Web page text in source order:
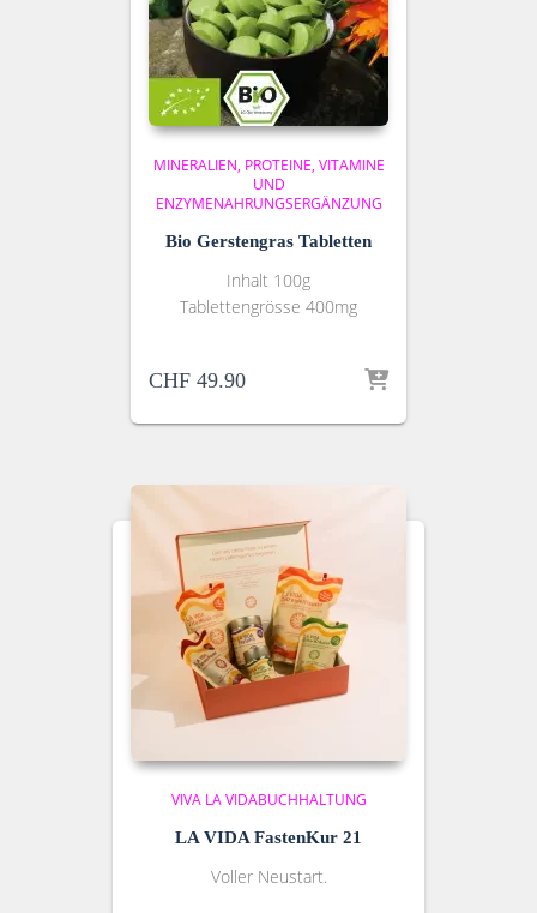
MINERALIEN, PROTEINE, VITAMINE
UND
ENZYMENAHRUNGSERGÄNZUNG
Bio Gerstengras Tabletten
Inhalt 100g
Tablettengrösse 400mg
CHF 49.90
VIVA LA VIDABUCHHALTUNG
LA VIDA FastenKur 21
Voller Neustart.